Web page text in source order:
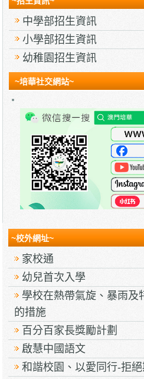
中學部招生資訊
小學部招生資訊
幼稚園招生資訊
~培華社交網站~
~校外網址~
家校通
幼兒首次入學
學校在熱帶氣旋、暴雨及
的措施
百分百家長獎勵計劃
啟慧中國語文
和諧校園、以愛同行-拒